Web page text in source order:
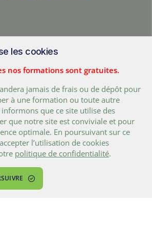
bureau 1.40, Québec, Québec, G1R 1T3,
les cookies
nos formations sont gratuites.
jamais de frais ou de dépôt pour
à une formation ou toute autre
que ce site utilise des
que notre site est conviviale et pour
optimale. En poursuivant sur ce
l’utilisation de cookies
politique de confidentialité.